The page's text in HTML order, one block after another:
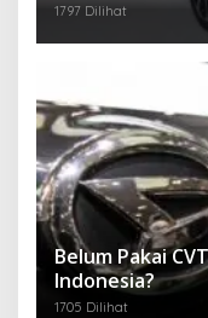
1797 Dilihat
Belum Pakai
Indonesia?
1705 Dilihat